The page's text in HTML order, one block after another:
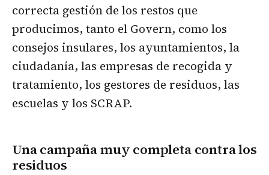
correcta gestión de los restos que
producimos, tanto el Govern, como los
consejos insulares, los ayuntamientos, la
ciudadanía, las empresas de recogida y
tratamiento, los gestores de residuos, las
escuelas y los SCRAP.
Una campaña muy completa contra los
residuos